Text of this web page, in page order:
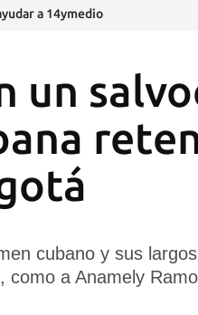
a 14ymedio
un
cubano y sus
como a Anamely